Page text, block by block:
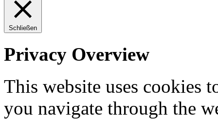
Schließen
Privacy Overview
This website uses cookies
you navigate through the